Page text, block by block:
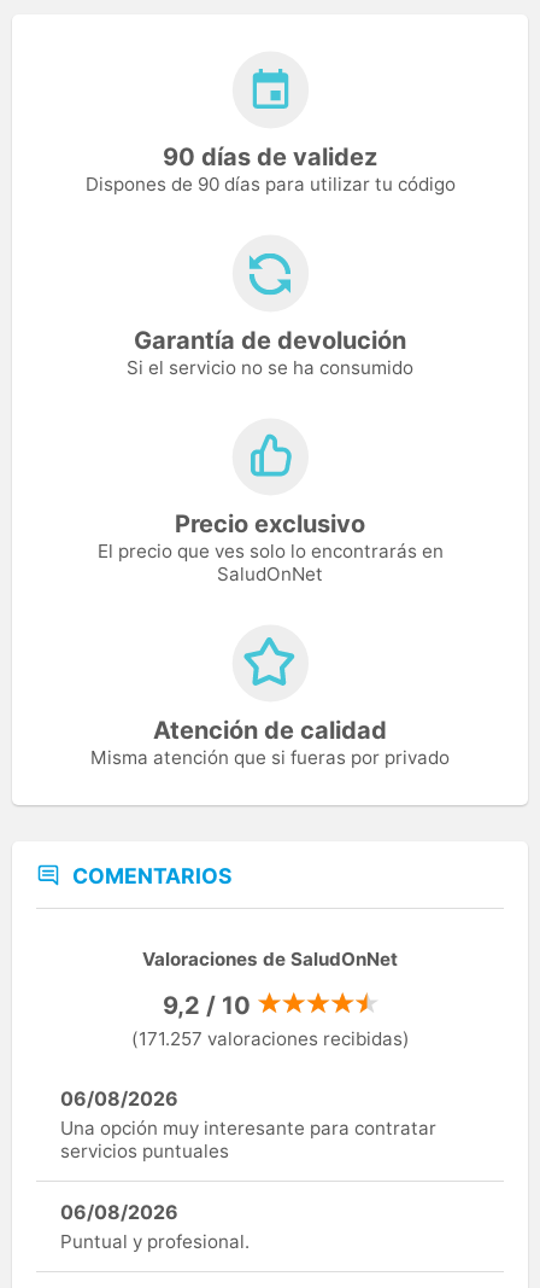
90 días de validez
Dispones de 90 días para utilizar tu código
Garantía de devolución
Si el servicio no se ha consumido
Precio exclusivo
El precio que ves solo lo encontrarás en
SaludOnNet
Atención de calidad
Misma atención que si fueras por privado
COMENTARIOS
Valoraciones de SaludOnNet
9,2 / 10
(171.257 valoraciones recibidas)
06/08/2026
Una opción muy interesante para contratar
servicios puntuales
06/08/2026
Puntual y profesional.